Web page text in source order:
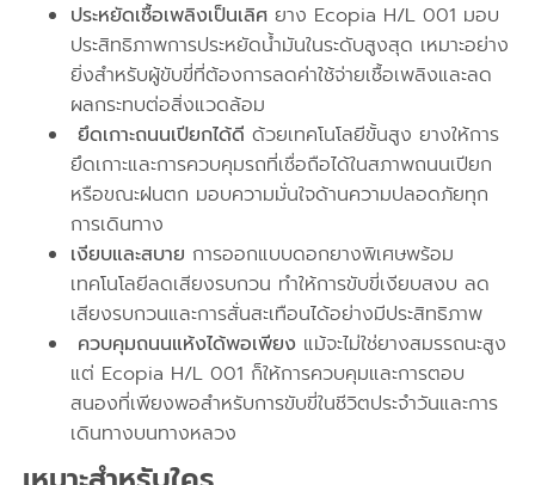
ประหยัดเชื้อเพลิงเป็นเลิศ ยาง Ecopia H/L 001 มอบ
ประสิทธิภาพการประหยัดน้ำมันในระดับสูงสุด เหมาะอย่าง
ยิ่งสำหรับผู้ขับขี่ที่ต้องการลดค่าใช้จ่ายเชื้อเพลิงและลด
ผลกระทบต่อสิ่งแวดล้อม
️ ยึดเกาะถนนเปียกได้ดี ด้วยเทคโนโลยีขั้นสูง ยางให้การ
ยึดเกาะและการควบคุมรถที่เชื่อถือได้ในสภาพถนนเปียก
หรือขณะฝนตก มอบความมั่นใจด้านความปลอดภัยทุก
การเดินทาง
เงียบและสบาย การออกแบบดอกยางพิเศษพร้อม
เทคโนโลยีลดเสียงรบกวน ทำให้การขับขี่เงียบสงบ ลด
เสียงรบกวนและการสั่นสะเทือนได้อย่างมีประสิทธิภาพ
️ ควบคุมถนนแห้งได้พอเพียง แม้จะไม่ใช่ยางสมรรถนะสูง
แต่ Ecopia H/L 001 ก็ให้การควบคุมและการตอบ
สนองที่เพียงพอสำหรับการขับขี่ในชีวิตประจำวันและการ
เดินทางบนทางหลวง